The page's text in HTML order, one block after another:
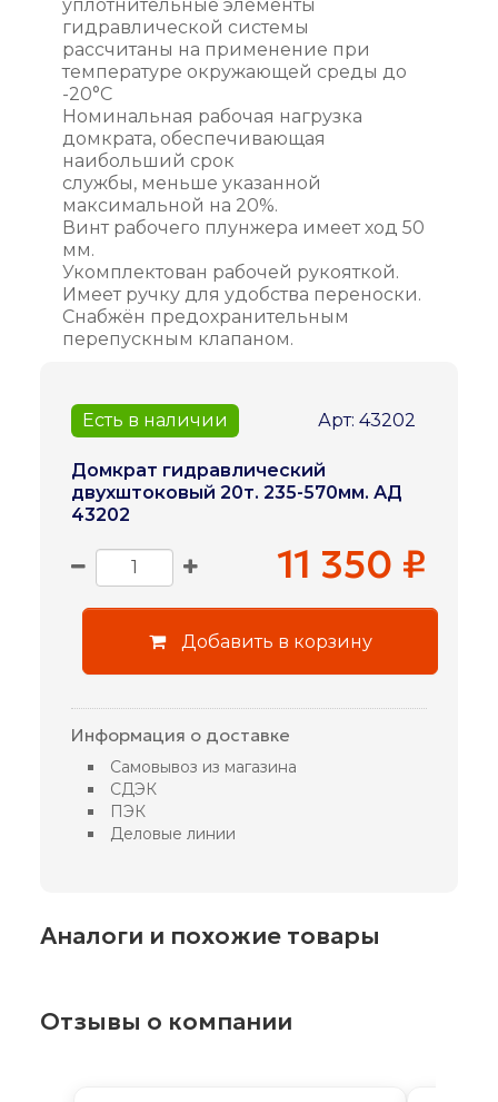
уплотнительные элементы
гидравлической системы
рассчитаны на применение при
температуре окружающей среды до
-20°С
Номинальная рабочая нагрузка
домкрата, обеспечивающая
наибольший срок
службы, меньше указанной
максимальной на 20%.
Винт рабочего плунжера имеет ход 50
мм.
Укомплектован рабочей рукояткой.
Имеет ручку для удобства переноски.
Снабжён предохранительным
перепускным клапаном.
Арт: 43202
Есть в наличии
Домкрат гидравлический
двухштоковый 20т. 235-570мм. АД
43202
11 350 ₽
Добавить в корзину
Информация о доставке
Самовывоз из магазина
СДЭК
ПЭК
Деловые линии
Аналоги и похожие товары
Отзывы о компании